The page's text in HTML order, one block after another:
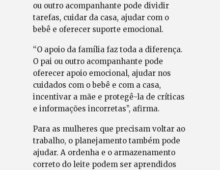
ou outro acompanhante pode dividir
tarefas, cuidar da casa, ajudar com o
bebê e oferecer suporte emocional.
“O apoio da família faz toda a diferença.
O pai ou outro acompanhante pode
oferecer apoio emocional, ajudar nos
cuidados com o bebê e com a casa,
incentivar a mãe e protegê-la de críticas
e informações incorretas”, afirma.
Para as mulheres que precisam voltar ao
trabalho, o planejamento também pode
ajudar. A ordenha e o armazenamento
correto do leite podem ser aprendidos